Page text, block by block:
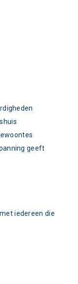
geeft
iedereen die